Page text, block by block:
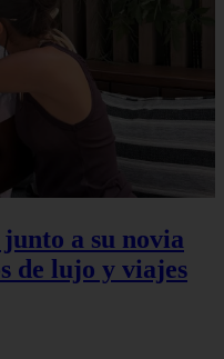
a su novia
de lujo y viajes